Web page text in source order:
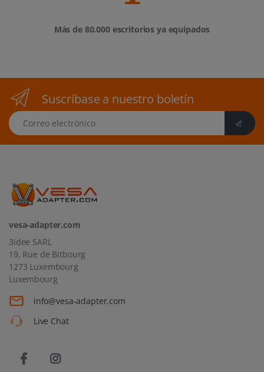
Más de 80.000 escritorios ya equipados
Suscríbase a nuestro boletín
Correo electrónico
vesa-adapter.com
3idee SARL
19, Rue de Bitbourg
1273 Luxembourg
Luxembourg
info@vesa-adapter.com
Live Chat